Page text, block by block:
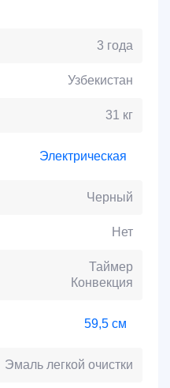
3 года
Узбекистан
31 кг
Электрическая
Черный
Нет
Таймер
Конвекция
59,5 см
Эмаль легкой очистки